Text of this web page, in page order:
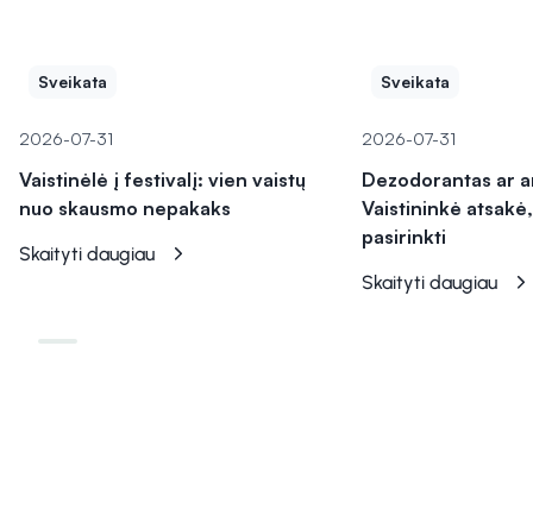
Sveikata
2026-07-31
Vaistinėlė į festivalį: vien vaistų
nuo skausmo nepakaks
Skaityti daugiau
Sveikata
2026-07-31
Dezodorantas ar
Vaistininkė
pasirinkti
Skaityti daugiau